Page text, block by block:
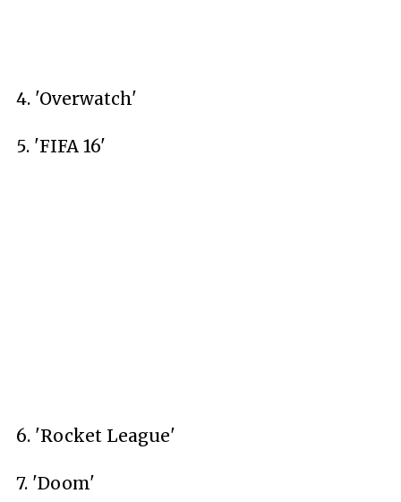
4. 'Overwatch'
5. 'FIFA 16'
6. 'Rocket League'
7. 'Doom'